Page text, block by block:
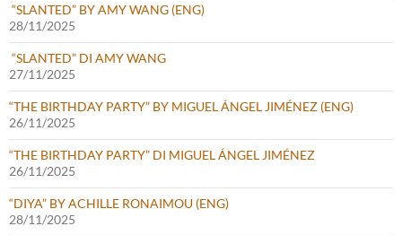
“SLANTED” BY AMY WANG (ENG)
28/11/2025
“SLANTED” DI AMY WANG
27/11/2025
“THE BIRTHDAY PARTY” BY MIGUEL ÁNGEL JIMÉNEZ (ENG)
26/11/2025
“THE BIRTHDAY PARTY” DI MIGUEL ÁNGEL JIMÉNEZ
26/11/2025
“DIYA” BY ACHILLE RONAIMOU (ENG)
28/11/2025